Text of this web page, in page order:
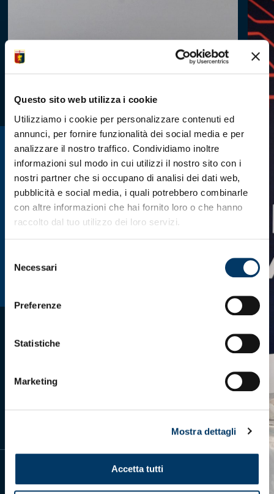
Questo sito web utilizza i cookie
Utilizziamo i cookie per personalizzare contenuti ed
annunci, per fornire funzionalità dei social media e per
analizzare il nostro traffico. Condividiamo inoltre
informazioni sul modo in cui utilizzi il nostro sito con i
nostri partner che si occupano di analisi dei dati web,
pubblicità e social media, i quali potrebbero combinarle
con altre informazioni che hai fornito loro o che hanno
raccolto dal tuo utilizzo dei loro servizi.
delNecessari
Preferenze
Statistiche
Marketing
Mostra dettagli
Accetta tutti
Isolani x Genoa
Gift Card Online Store